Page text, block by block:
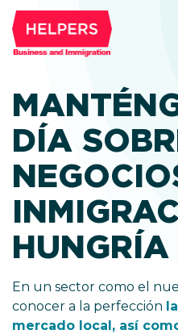
DÍA
HUNGRÍA
En un sector como el
conocer a la perfección
mercado local, así